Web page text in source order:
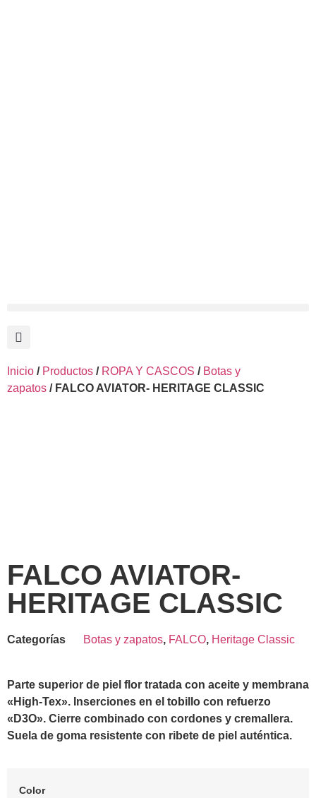
Inicio / Productos / ROPA Y CASCOS / Botas y
zapatos / FALCO AVIATOR- HERITAGE CLASSIC
FALCO AVIATOR-
HERITAGE CLASSIC
Categorías Botas y zapatos, FALCO, Heritage Classic
Parte superior de piel flor tratada con aceite y membrana
«High-Tex». Inserciones en el tobillo con refuerzo
«D3O». Cierre combinado con cordones y cremallera.
Suela de goma resistente con ribete de piel auténtica.
Color